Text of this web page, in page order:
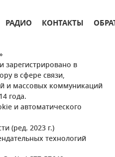
РАДИО КОНТАКТЫ
зарегистрировано в
в сфере связи,
и массовых коммуникаций
года.
и автоматического
(ред. 2023 г.)
технологий